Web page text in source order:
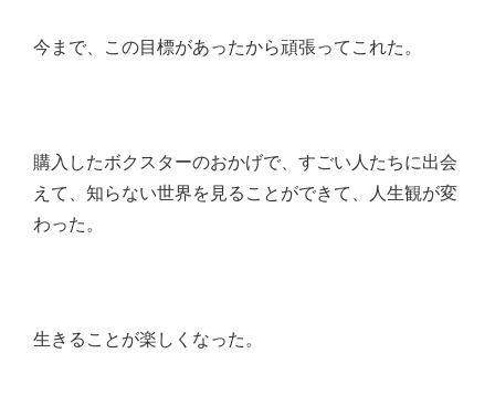
今まで、この目標があったから頑張ってこれた。
購入したボクスターのおかげで、すごい人たちに出会
えて、知らない世界を見ることができて、人生観が変
わった。
生きることが楽しくなった。